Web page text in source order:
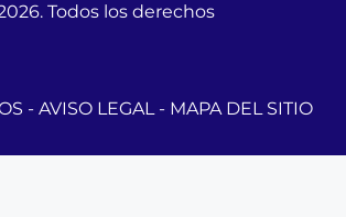
Todos los derechos
- AVISO LEGAL- MAPA DEL SITIO